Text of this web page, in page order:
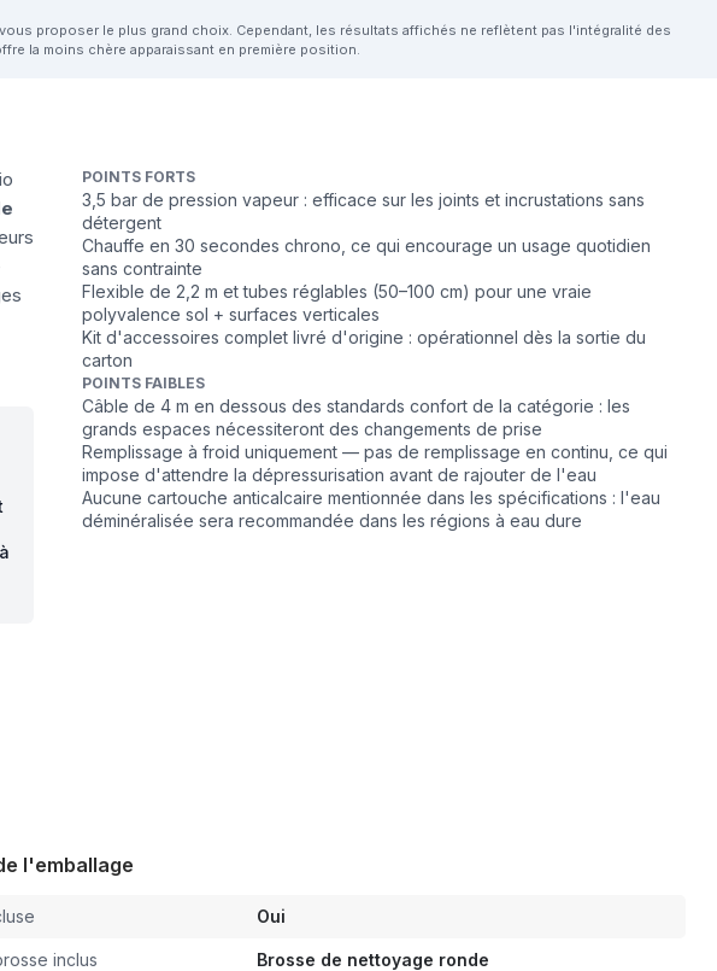
proposer le plus grand choix. Cependant, les résultats affichés ne reflètent pas l'intégralité des
la moins chère apparaissant en première position.
POINTS FORTS
3,5 bar de pression vapeur : efficace sur les joints et incrustations sans
détergent
Chauffe en 30 secondes chrono, ce qui encourage un usage quotidien
sans contrainte
Flexible de 2,2 m et tubes réglables (50–100 cm) pour une vraie
polyvalence sol + surfaces verticales
Kit d'accessoires complet livré d'origine : opérationnel dès la sortie du
carton
POINTS FAIBLES
Câble de 4 m en dessous des standards confort de la catégorie : les
grands espaces nécessiteront des changements de prise
Remplissage à froid uniquement — pas de remplissage en continu, ce qui
impose d'attendre la dépressurisation avant de rajouter de l'eau
Aucune cartouche anticalcaire mentionnée dans les spécifications : l'eau
déminéralisée sera recommandée dans les régions à eau dure
l'emballage
Oui
inclus Brosse de nettoyage ronde